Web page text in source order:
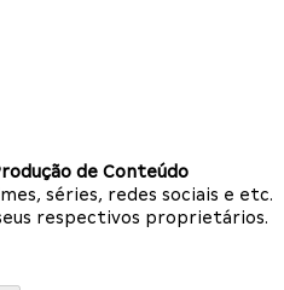
de Conteúdo
séries, redes sociais e etc.
respectivos proprietários.